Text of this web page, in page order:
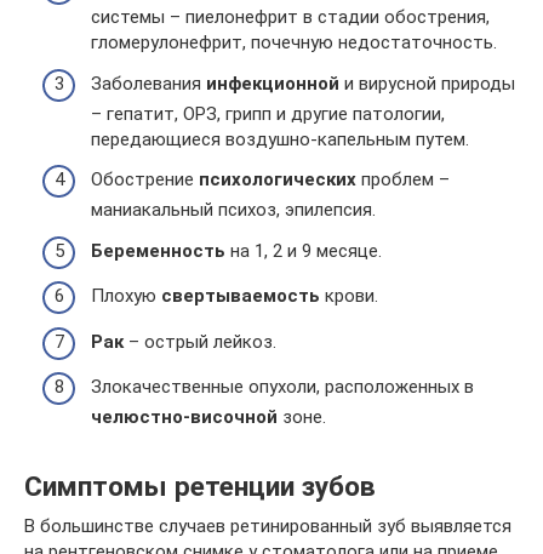
системы – пиелонефрит в стадии обострения,
гломерулонефрит, почечную недостаточность.
Заболевания инфекционной и вирусной природы
– гепатит, ОРЗ, грипп и другие патологии,
передающиеся воздушно-капельным путем.
Обострение психологических проблем –
маниакальный психоз, эпилепсия.
Беременность на 1, 2 и 9 месяце.
Плохую свертываемость крови.
Рак– острый лейкоз.
Злокачественные опухоли, расположенных в
челюстно-височной зоне.
Симптомы ретенции зубов
В большинстве случаев ретинированный зуб выявляется